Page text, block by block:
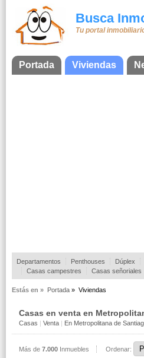
Busca
Tu portal
Portada Viviendas
Departamentos Penthouses Dúplex
Casas campestres
Casas señoriales
Estás en » Portada » Viviendas
Casas en venta en
Casas | Venta | En Metropolitana de
Más de 7.000 Inmuebles Ordenar: